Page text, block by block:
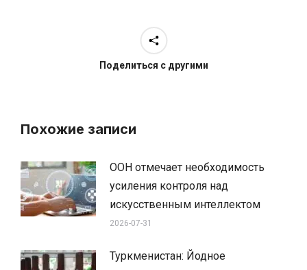
Поделиться с другими
Похожие записи
ООН отмечает необходимость
усиления контроля над
искусственным интеллектом
2026-07-31
Туркменистан: Йодное